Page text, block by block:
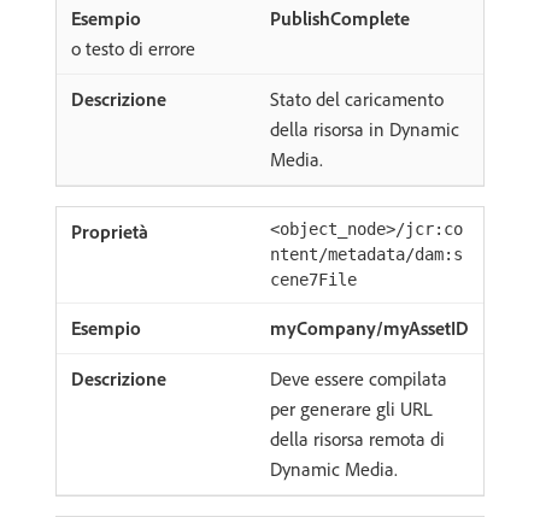
PublishComplete
o testo di errore
Stato del caricamento
della risorsa in Dynamic
Media.
<object_node>/jcr:co
ntent/metadata/dam:s
cene7File
myCompany/myAssetID
Deve essere compilata
per generare gli URL
della risorsa remota di
Dynamic Media.